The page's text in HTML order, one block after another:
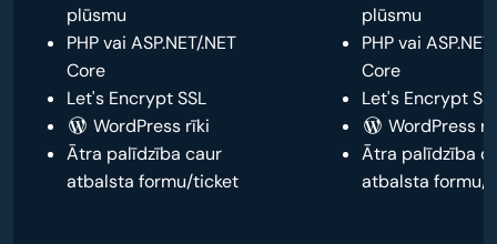
plūsmu
PHP vai ASP.NET/.NET
Core
Let's Encrypt SSL
WordPress rīki
Ātra palīdzība caur
atbalsta formu/ticket
plūsmu
PHP vai
Core
Let's Encrypt
WordPress
Ātra palīdzība
atbalsta formu/